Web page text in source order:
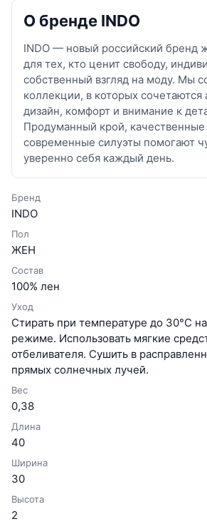
О бренде INDO
INDO — новый российский бренд
для тех, кто ценит свободу,
собственный взгляд на моду. Мы
коллекции, в которых сочетаются
дизайн, комфорт и внимание к
Продуманный крой,
современные силуэты помогают
уверенно себя каждый день.
Бренд
INDO
Пол
ЖЕН
Состав
100% лен
Уход
Стирать при температуре до 30°C
режиме. Использовать мягкие
отбеливателя. Сушить в
прямых солнечных лучей.
Вес
0,38
Длина
40
Ширина
30
Высота
2